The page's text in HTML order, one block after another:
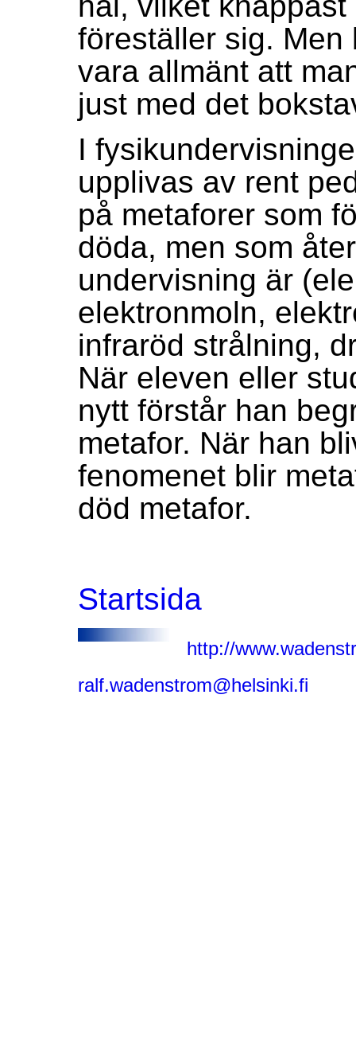
föreställer sig. Men
vara allmänt att
just med det
I
upplivas av rent
på metaforer som
döda, men som
undervisning är
elektronmoln,
infraröd strålning,
När eleven eller
nytt förstår han
metafor. När han
fenomenet blir
död metafor.
Startsida
http://
ralf.wadenstrom@helsinki.fi